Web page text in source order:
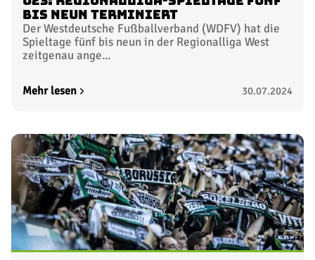
bis neun terminiert
Der Westdeutsche Fußballverband (WDFV) hat die
Spieltage fünf bis neun in der Regionalliga West
zeitgenau ange...
Mehr lesen 30.07.2024